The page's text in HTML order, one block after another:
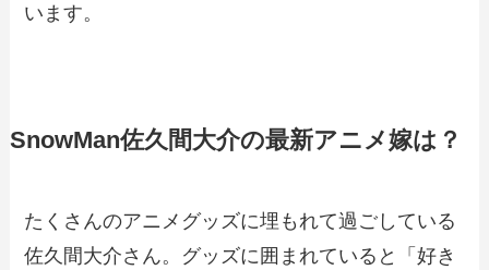
います。
SnowMan佐久間大介の最新アニメ嫁は？
たくさんのアニメグッズに埋もれて過ごしている
佐久間大介さん。グッズに囲まれていると「好き